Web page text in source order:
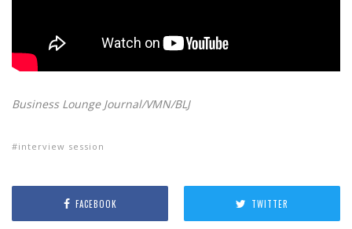
Business Lounge Journal/VMN/BLJ
interview session
FACEBOOK TWITTER